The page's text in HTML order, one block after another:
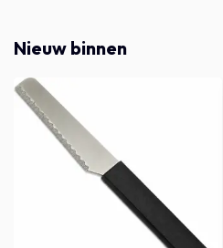
Nieuw binnen